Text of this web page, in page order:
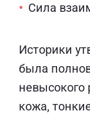
Сила
Историки
была
невысокого
кожа,